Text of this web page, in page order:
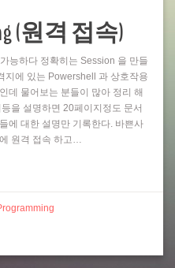
(원격 접속)
능하다 정확히는 Session 을 만들
지에 있는 Powershell 과 상호작용
데 물어보는 분들이 많아 정리 해
을 설명하면 20페이지정도 문서
에 대한 설명만 기록한다. 바쁜사
원격 접속 하고…